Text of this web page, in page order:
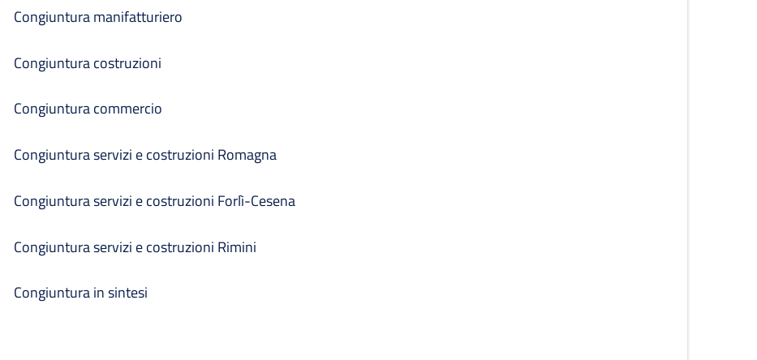
Congiuntura manifatturiero
Congiuntura costruzioni
Congiuntura commercio
Congiuntura servizi e costruzioni Romagna
Congiuntura servizi e costruzioni Forlì-Cesena
Congiuntura servizi e costruzioni Rimini
Congiuntura in sintesi